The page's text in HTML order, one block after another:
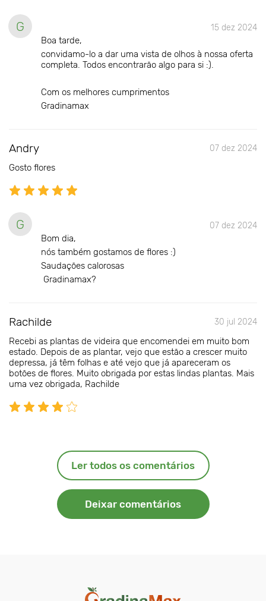
G 15 dez 2024
Boa tarde,
convidamo-lo a dar uma vista de olhos à nossa oferta
completa. Todos encontrarão algo para si :).
Com os melhores cumprimentos
Gradinamax
Andry 07 dez 2024
Gosto flores
G 07 dez 2024
Bom dia,
nós também gostamos de flores :)
Saudações calorosas
Gradinamax?
Rachilde 30 jul 2024
Recebi as plantas de videira que encomendei em muito bom
estado. Depois de as plantar, vejo que estão a crescer muito
depressa, já têm folhas e até vejo que já apareceram os
botões de flores. Muito obrigada por estas lindas plantas. Mais
uma vez obrigada, Rachilde
Ler todos os comentários
Deixar comentários